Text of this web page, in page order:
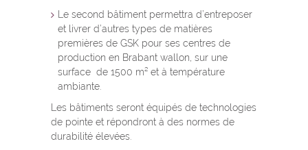
Le second bâtiment permettra d’entreposer
et livrer d’autres types de matières
premières de GSK pour ses centres de
production en Brabant wallon, sur une
surface de 1500 m² et à température
ambiante.
Les bâtiments seront équipés de technologies
de pointe et répondront à des normes de
durabilité élevées.